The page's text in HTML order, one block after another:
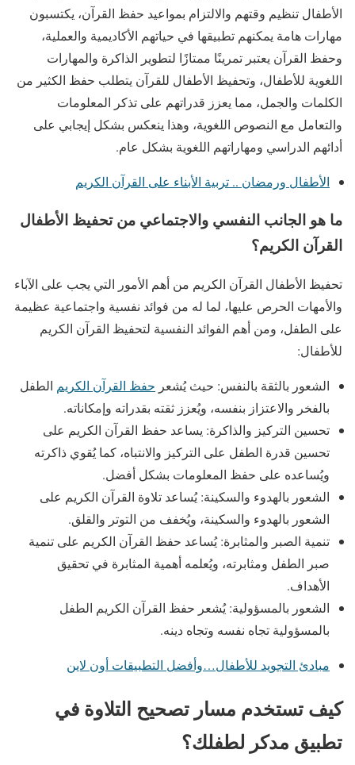
الأطفال تنظيم وقتهم والالتزام بمواعيد حفظ القرآن، يكتسبون
مهارات هامة يمكنهم تطبيقها في حياتهم الأكاديمية والعملية،
وحفظ القرآن يعتبر تمرينًا ممتازًا لتطوير الذاكرة والمهارات
اللغوية للأطفال، وتحفيظ الأطفال للقرآن يتطلب حفظ الكثير من
الكلمات والجمل، مما يعزز قدراتهم على تذكر المعلومات
والتعامل مع النصوص اللغوية، وهذا ينعكس بشكل إيجابي على
أدائهم الدراسي ومهاراتهم اللغوية بشكل عام.
الأطفال ورمضان .. تربية الأبناء على القرآن الكريم
ما هو الجانب النفسي والاجتماعي من تحفيظ الأطفال
القرآن الكريم؟
تحفيظ الأطفال القرآن الكريم من أهم الأمور التي يجب على الآباء
والأمهات الحرص عليها، لما له من فوائد نفسية واجتماعية عظيمة
على الطفل، ومن أهم الفوائد النفسية لتحفيظ القرآن الكريم
للأطفال:
الشعور بالثقة بالنفس: حيث يُشعر حفظ القرآن الكريم الطفل
بالفخر والاعتزاز بنفسه، ويُعزز ثقته بقدراته وإمكاناته.
تحسين التركيز والذاكرة: يساعد حفظ القرآن الكريم على
تحسين قدرة الطفل على التركيز والانتباه، كما يُقوي ذاكرته
ويُساعده على حفظ المعلومات بشكل أفضل.
الشعور بالهدوء والسكينة: يُساعد تلاوة القرآن الكريم على
الشعور بالهدوء والسكينة، ويُخفف من التوتر والقلق.
تنمية الصبر والمثابرة: يُساعد حفظ القرآن الكريم على تنمية
صبر الطفل ومثابرته، ويُعلمه أهمية المثابرة في تحقيق
الأهداف.
الشعور بالمسؤولية: يُشعر حفظ القرآن الكريم الطفل
بالمسؤولية تجاه نفسه وتجاه دينه.
مبادئ التجويد للأطفال…وأفضل التطبيقات أون لاين
كيف تستخدم مسار تصحيح التلاوة في
تطبيق مدكر لطفلك؟